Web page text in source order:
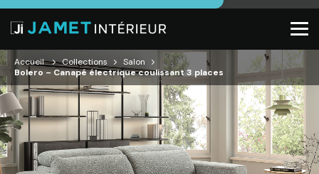
Accueil Collections
Salon
Bolero – Canapé électrique coulissant 3 places